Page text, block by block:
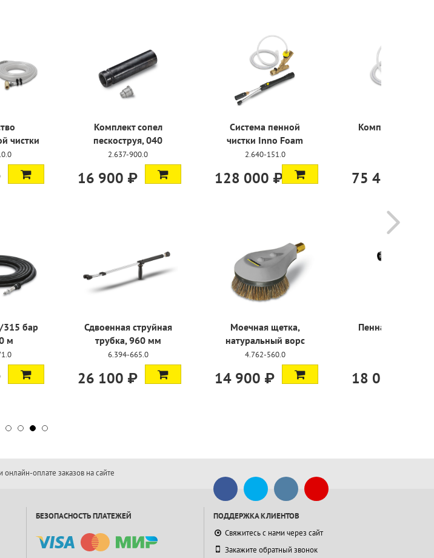
сопел
040
2.637-900.0
₽
Система пенной
чистки Inno Foam
2.640-151.0
128 000 ₽
Комплект Easy Foam
2.640-691.0
75 400 ₽
струйная
960 мм
6.394-665.0
₽
Моечная щетка,
натуральный ворс
4.762-560.0
14 900 ₽
Пенная насадка 042
6.394-969.0
18 000 ₽
онлайн-оплате заказов на сайте
БЕЗОПАСНОСТЬ ПЛАТЕЖЕЙ
ПОДДЕРЖКА КЛИЕНТОВ
Свяжитесь с нами через сайт
Закажите обратный звонок